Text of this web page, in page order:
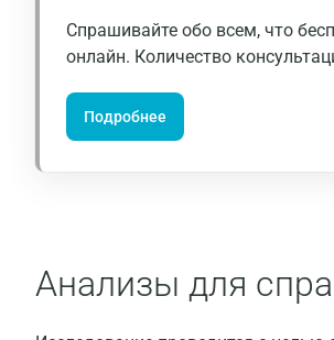
Спрашивайте обо всем, что
онлайн. Количество
Подробнее
Анализы для